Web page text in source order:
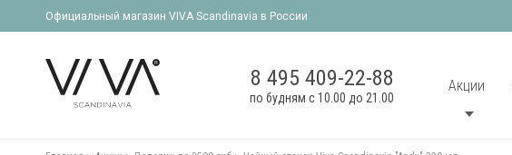
Официальный магазин VIVA Scandinavia в России
8 495 409-22-88
по будням с 10.00 до 21.00
Акции